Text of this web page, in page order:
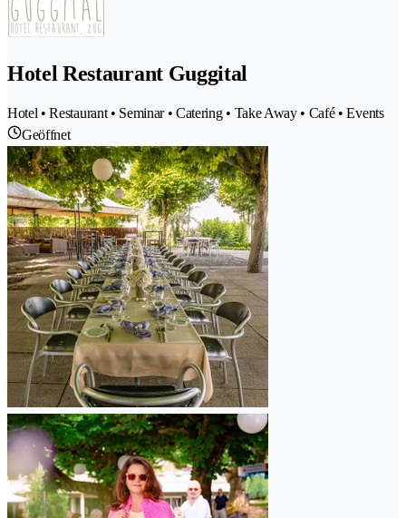
Hotel Restaurant Guggital
Hotel • Restaurant • Seminar • Catering • Take Away • Café • Events
Geöffnet